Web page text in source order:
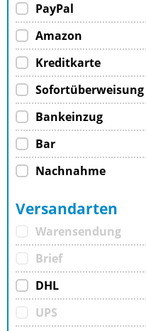
PayPal
Amazon
Kreditkarte
Sofortüberweisung
Bankeinzug
Bar
Nachnahme
Versandarten
Warensendung
Brief
DHL
UPS